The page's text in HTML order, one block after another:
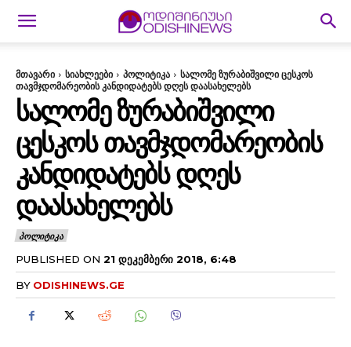
მთავარი სიახლეები პოლიტიკა
სალომე ზურაბიშვილი ცესკოს
თავმჯდომარეობის კანდიდატებს დღეს დაასახელებს
ᲡᲐᲚᲝᲛᲔ ᲖᲣᲠᲐᲑᲘᲨᲕᲘᲚᲘ
ᲪᲔᲡᲙᲝᲡ ᲗᲐᲕᲛᲯᲓᲝᲛᲐᲠᲔᲝᲑᲘᲡ
ᲙᲐᲜᲓᲘᲓᲐᲢᲔᲑᲡ ᲓᲦᲔᲡ
ᲓᲐᲐᲡᲐᲮᲔᲚᲔᲑᲡ
ᲞᲝᲚᲘᲢᲘᲙᲐ
PUBLISHED ON 21 ᲓᲔᲙᲔᲛᲑᲔᲠᲘ 2018, 6:48
BY ODISHINEWS.GE